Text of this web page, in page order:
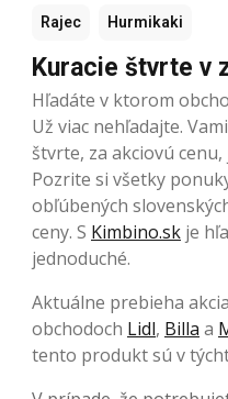
Rajec Hurmikaki
Kuracie štvrte v
Hľadáte v ktorom
Už viac nehľadajte.
štvrte, za akciovú
Pozrite si všetky
obľúbených
ceny. S Kimbino.sk je
jednoduché.
Aktuálne prebieha
obchodoch Lidl, Billa a
tento produkt sú v